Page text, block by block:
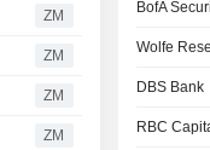
ZM
ZM
ZM
ZM
BofA
Wolfe
DBS Bank
RBC